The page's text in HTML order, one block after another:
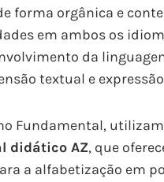
forma orgânica e
em ambos os
da
textual e
Fundamental,
didático AZ, que
a alfabetização em